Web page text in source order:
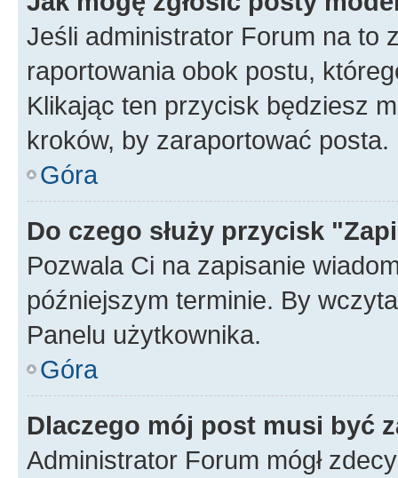
Jeśli administrator Forum na to
raportowania obok postu,
Klikając ten przycisk będziesz
kroków, by zaraportować posta.
Góra
Do czego służy przycisk
Pozwala Ci na zapisanie
późniejszym terminie. By
Panelu użytkownika.
Góra
Dlaczego mój post musi być
Administrator Forum mógł